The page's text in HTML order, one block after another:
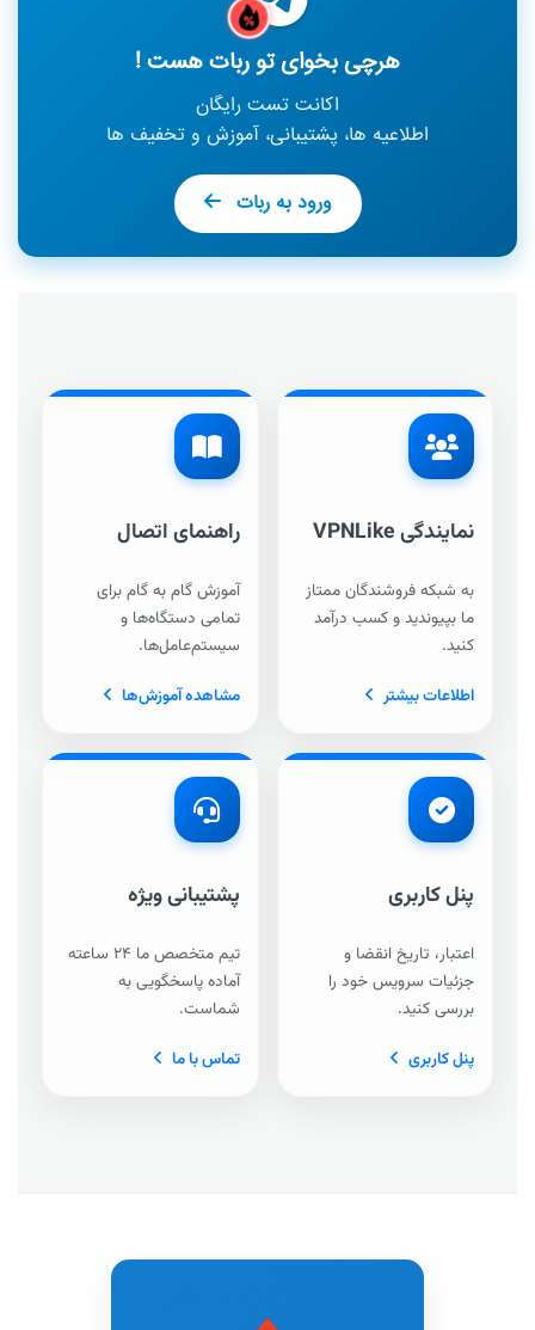
هرچی بخوای تو ربات هست !
اکانت تست رایگان
اطلاعیه ها، پشتیبانی، آموزش و تخفیف ها
ورود به ربات
نمایندگی VPNLike
به شبکه فروشندگان ممتاز
ما بپیوندید و کسب درآمد
کنید.
اطلاعات بیشتر
راهنمای اتصال
آموزش گام به گام برای
تمامی دستگاه‌ها و
سیستم‌عامل‌ها.
مشاهده آموزش‌ها
پنل کاربری
اعتبار، تاریخ انقضا و
جزئیات سرویس خود را
بررسی کنید.
پنل کاربری
پشتیبانی ویژه
تیم متخصص ما ۲۴ ساعته
آماده پاسخگویی به
شماست.
تماس با ما